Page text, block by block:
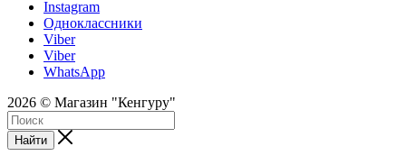
Instagram
Одноклассники
Viber
Viber
WhatsApp
2026 © Магазин "Кенгуру"
Найти